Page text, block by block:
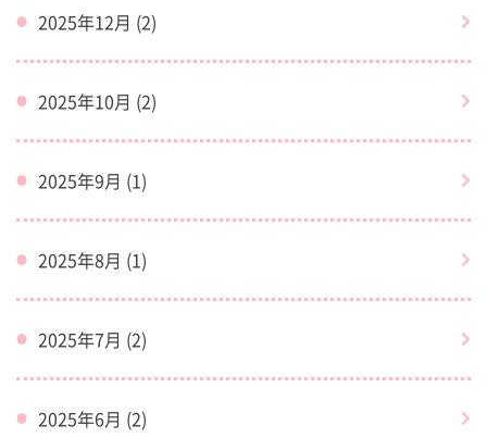
2025年12月 (2)
2025年10月 (2)
2025年9月 (1)
2025年8月 (1)
2025年7月 (2)
2025年6月 (2)